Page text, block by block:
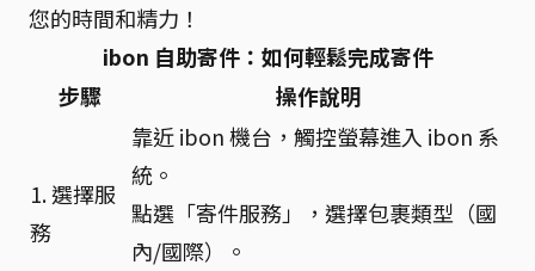
您的時間和精力！
ibon 自助寄件：如何輕鬆完成寄件
步驟
操作說明
1. 選擇服
務
靠近 ibon 機台，觸控螢幕進入 ibon 系
統。
點選「寄件服務」，選擇包裹類型（國
內/國際）。